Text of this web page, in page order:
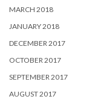
MARCH 2018
JANUARY 2018
DECEMBER 2017
OCTOBER 2017
SEPTEMBER 2017
AUGUST 2017